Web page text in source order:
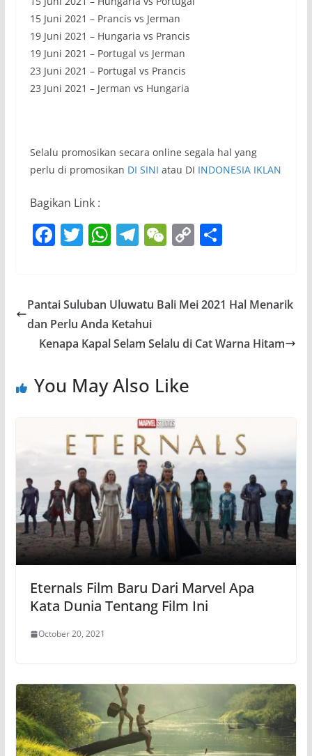
15 Juni 2021 – Prancis vs Jerman
19 Juni 2021 – Hungaria vs Prancis
19 Juni 2021 – Portugal vs Jerman
23 Juni 2021 – Portugal vs Prancis
23 Juni 2021 – Jerman vs Hungaria
Selalu promosikan secara online segala hal yang
perlu di promosikan DI SINI atau DI INDONESIA IKLAN
Bagikan Link :
F
a
e
b
o
k
T
w
er
W
h
s
A
p
T
el
gr
a
m
W
e
h
C
o
y
n
S
e
Pantai Suluban Uluwatu Bali Mei 2021 Hal Menarik
dan Perlu Anda Ketahui
Kenapa Kapal Selam Selalu di Cat Warna Hitam
You May Also Like
Eternals Film Baru Dari Marvel Apa
Kata Dunia Tentang Film Ini
October 20, 2021